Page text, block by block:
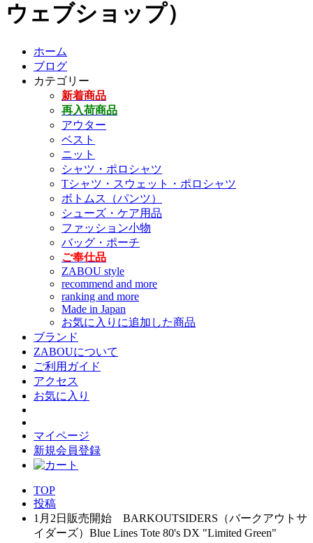
ウェブショップ）
ホーム
ブログ
カテゴリー
新着商品
再入荷商品
アウター
ベスト
ニット
シャツ・ポロシャツ
Tシャツ・スウェット・ポロシャツ
ボトムス（パンツ）
シューズ・ケア用品
ファッション小物
バッグ・ポーチ
ご奉仕品
ZABOU style
recommend and more
ranking and more
Made in Japan
お気に入りに追加した商品
ブランド
ZABOUについて
ご利用ガイド
アクセス
お気に入り
マイページ
新規会員登録
TOP
投稿
1月2日販売開始 BARKOUTSIDERS（バークアウトサ
イダーズ）Blue Lines Tote 80's DX "Limited Green"